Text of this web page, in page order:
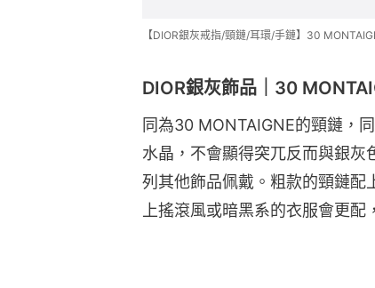
【DIOR銀灰戒指/頸鏈/耳環/手鏈】30
DIOR銀灰飾品｜30
同為30 MONTAIGNE的頸鏈，
水晶，不會顯得突兀反而與銀
列其他飾品佩戴。粗款的頸鏈配
上搖滾風或暗黑系的衣服會更配